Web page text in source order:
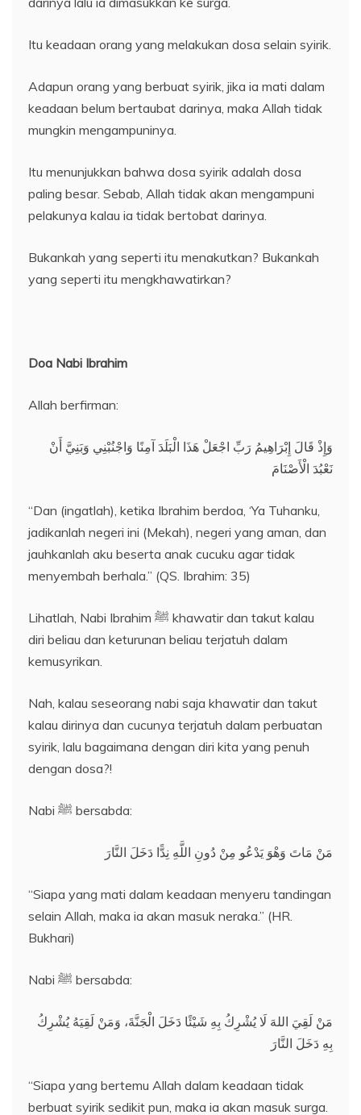
Itu keadaan orang yang melakukan dosa selain syirik.
Adapun orang yang berbuat syirik, jika ia mati dalam
keadaan belum bertaubat darinya, maka Allah tidak
mungkin mengampuninya.
Itu menunjukkan bahwa dosa syirik adalah dosa
paling besar. Sebab, Allah tidak akan mengampuni
pelakunya kalau ia tidak bertobat darinya.
Bukankah yang seperti itu menakutkan? Bukankah
yang seperti itu mengkhawatirkan?
Doa Nabi Ibrahim
Allah berfirman:
وَإِذْ قَالَ إِبْرَاهِيمُ رَبِّ اجْعَلْ هَذَا الْبَلَدَ آمِنًا وَاجْنُبْنِي وَبَنِيَّ أَنْ
نَعْبُدَ الْأَصْنَامَ
“Dan (ingatlah), ketika Ibrahim berdoa, ‘Ya Tuhanku,
jadikanlah negeri ini (Mekah), negeri yang aman, dan
jauhkanlah aku beserta anak cucuku agar tidak
menyembah berhala.” (QS. Ibrahim: 35)
Lihatlah, Nabi Ibrahim ﷺ khawatir dan takut kalau
diri beliau dan keturunan beliau terjatuh dalam
kemusyrikan.
Nah, kalau seseorang nabi saja khawatir dan takut
kalau dirinya dan cucunya terjatuh dalam perbuatan
syirik, lalu bagaimana dengan diri kita yang penuh
dengan dosa?!
Nabi ﷺ bersabda:
مَنْ مَاتَ وَهْوَ يَدْعُو مِنْ دُونِ اللَّهِ نِدًّا دَخَلَ النَّارَ
“Siapa yang mati dalam keadaan menyeru tandingan
selain Allah, maka ia akan masuk neraka.” (HR.
Bukhari)
Nabi ﷺ bersabda:
مَنْ لَقِيَ اللهَ لَا يُشْرِكُ بِهِ شَيْئًا دَخَلَ الْجَنَّةَ، وَمَنْ لَقِيَهُ يُشْرِكُ
بِهِ دَخَلَ النَّارَ
“Siapa yang bertemu Allah dalam keadaan tidak
berbuat syirik sedikit pun, maka ia akan masuk surga.